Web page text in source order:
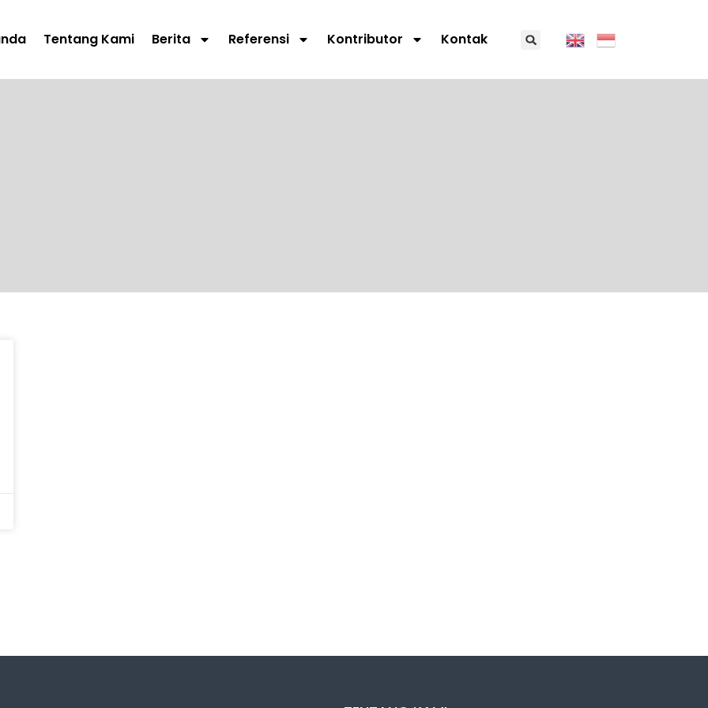
Tentang Kami Berita Referensi Kontributor Kontak